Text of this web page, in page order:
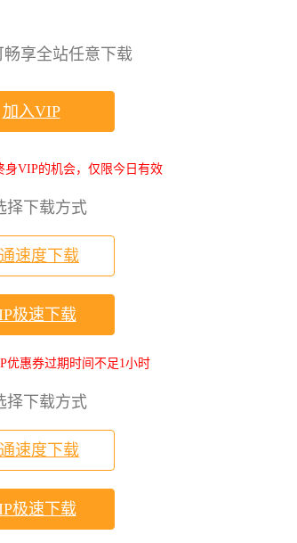
畅享全站任意下载
加入VIP
身VIP的机会，仅限今日有效
择下载方式
速度下载
极速下载
优惠券过期时间不足1小时
择下载方式
速度下载
极速下载